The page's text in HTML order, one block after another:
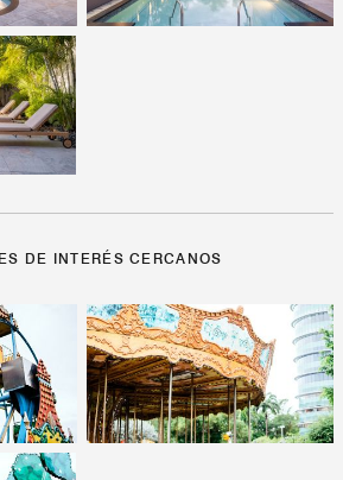
DE INTERÉS CERCANOS